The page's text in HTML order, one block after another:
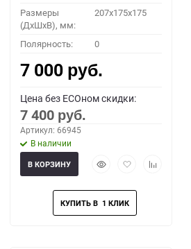
Размеры
(ДхШхВ), мм:
207x175x175
Полярность: 0
7 000 руб.
Цена без ECOном скидки:
7 400 руб.
Артикул: 66945
В наличии
БыстрыйДобавить
избранное
Добавить
В КОРЗИНУ